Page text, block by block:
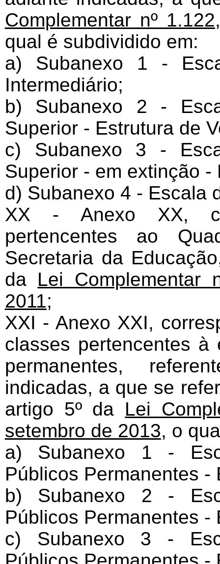
Complementar nº
qual é subdividido em:
a) Subanexo 1 -
Intermediário;
b) Subanexo 2 -
Superior - Estrutura de
c) Subanexo 3 -
Superior - em extinção
d) Subanexo 4 - Escala
XX - Anexo XX,
pertencentes ao
Secretaria da
da Lei
2011;
XXI - Anexo XXI,
classes pertencentes à
permanentes,
indicadas, a que se
artigo 5º da Lei
setembro de 2013, o
a) Subanexo 1 -
Públicos Permanentes -
b) Subanexo 2 -
Públicos Permanentes -
c) Subanexo 3 -